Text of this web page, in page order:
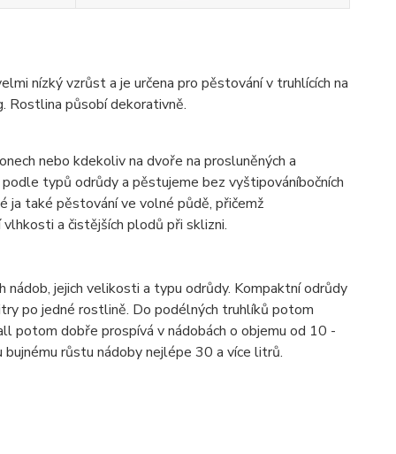
nízký vzrůst a je určena pro pěstování v truhlících na
Rostlina působí dekorativně.
nebo kdekoliv na dvoře na prosluněných a
typů odrůdy a pěstujeme bez vyštipováníbočních
ja také pěstování ve volné půdě, přičemž
a čistějších plodů při sklizni.
jejich velikosti a typu odrůdy. Kompaktní odrůdy
po jedné rostlině. Do podélných truhlíků potom
potom dobře prospívá v nádobách o objemu od 10 -
růstu nádoby nejlépe 30 a více litrů.